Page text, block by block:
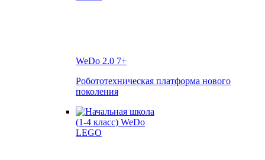
WeDo 2.0 7+
Робототехническая платформа нового
поколения